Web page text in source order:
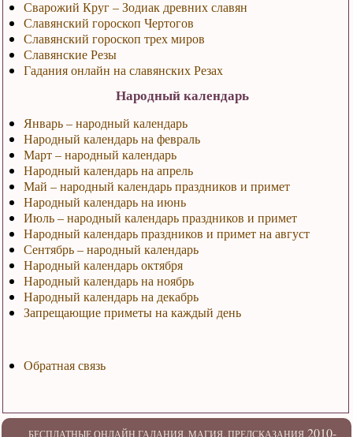
Сварожий Круг – Зодиак древних славян
Славянский гороскоп Чертогов
Славянский гороскоп трех миров
Славянские Резы
Гадания онлайн на славянских Резах
Народный календарь
Январь – народный календарь
Народный календарь на февраль
Март – народный календарь
Народный календарь на апрель
Май – народный календарь праздников и примет
Народный календарь на июнь
Июль – народный календарь праздников и примет
Народный календарь праздников и примет на август
Сентябрь – народный календарь
Народный календарь октября
Народный календарь на ноябрь
Народный календарь на декабрь
Запрещающие приметы на каждый день
Обратная связь
БЕСПЛАТНЫЕ ОНЛАЙН ГАДАНИЯ. МАГИЯ. ПРЕДСКАЗАНИЯ2010-